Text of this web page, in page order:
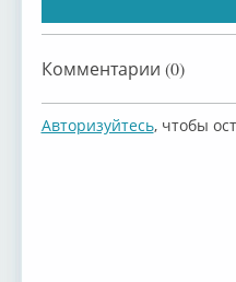
Комментарии (0)
Авторизуйтесь, чтобы